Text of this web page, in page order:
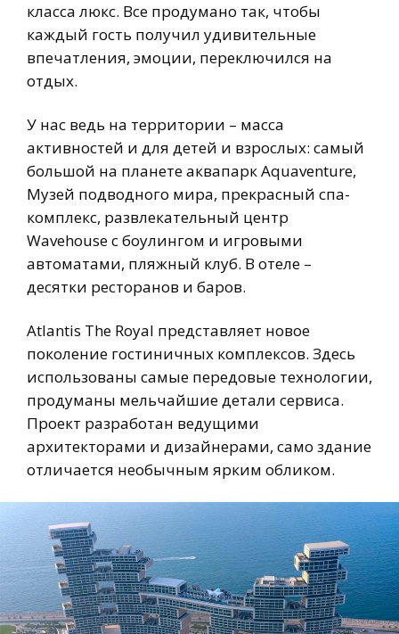
класса люкс. Все продумано так, чтобы
каждый гость получил удивительные
впечатления, эмоции, переключился на
отдых.
У нас ведь на территории – масса
активностей и для детей и взрослых: самый
большой на планете аквапарк Aquaventure,
Музей подводного мира, прекрасный спа-
комплекс, развлекательный центр
Wavehouse с боулингом и игровыми
автоматами, пляжный клуб. В отеле –
десятки ресторанов и баров.
Atlantis The Royal представляет новое
поколение гостиничных комплексов. Здесь
использованы самые передовые технологии,
продуманы мельчайшие детали сервиса.
Проект разработан ведущими
архитекторами и дизайнерами, само здание
отличается необычным ярким обликом.